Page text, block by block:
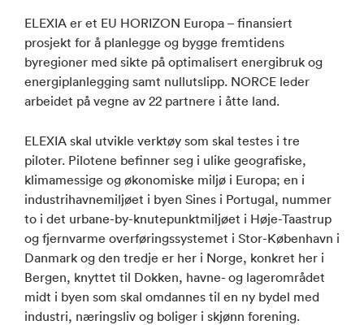
ELEXIA er et EU HORIZON Europa – finansiert
prosjekt for å planlegge og bygge fremtidens
byregioner med sikte på optimalisert energibruk og
energiplanlegging samt nullutslipp. NORCE leder
arbeidet på vegne av 22 partnere i åtte land.
ELEXIA skal utvikle verktøy som skal testes i tre
piloter. Pilotene befinner seg i ulike geografiske,
klimamessige og økonomiske miljø i Europa; en i
industrihavnemiljøet i byen Sines i Portugal, nummer
to i det urbane-by-knutepunktmiljøet i Høje-Taastrup
og fjernvarme overføringssystemet i Stor-København i
Danmark og den tredje er her i Norge, konkret her i
Bergen, knyttet til Dokken, havne- og lagerområdet
midt i byen som skal omdannes til en ny bydel med
industri, næringsliv og boliger i skjønn forening.